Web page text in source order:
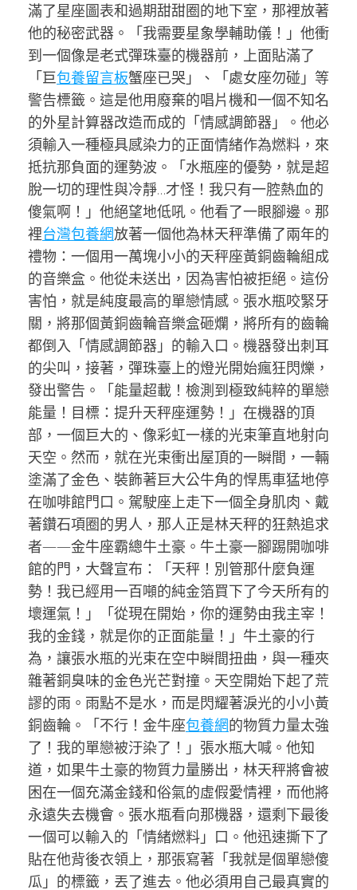
滿了星座圖表和過期甜甜圈的地下室，那裡放著
他的秘密武器。「我需要星象學輔助儀！」他衝
到一個像是老式彈珠臺的機器前，上面貼滿了
「巨包養留言板蟹座已哭」、「處女座勿碰」等
警告標籤。這是他用廢棄的唱片機和一個不知名
的外星計算器改造而成的「情感調節器」。他必
須輸入一種極具感染力的正面情緒作為燃料，來
抵抗那負面的運勢波。「水瓶座的優勢，就是超
脫一切的理性與冷靜…才怪！我只有一腔熱血的
傻氣啊！」他絕望地低吼。他看了一眼腳邊。那
裡台灣包養網放著一個他為林天秤準備了兩年的
禮物：一個用一萬塊小小的天秤座黃銅齒輪組成
的音樂盒。他從未送出，因為害怕被拒絕。這份
害怕，就是純度最高的單戀情感。張水瓶咬緊牙
關，將那個黃銅齒輪音樂盒砸爛，將所有的齒輪
都倒入「情感調節器」的輸入口。機器發出刺耳
的尖叫，接著，彈珠臺上的燈光開始瘋狂閃爍，
發出警告。「能量超載！檢測到極致純粹的單戀
能量！目標：提升天秤座運勢！」在機器的頂
部，一個巨大的、像彩虹一樣的光束筆直地射向
天空。然而，就在光束衝出屋頂的一瞬間，一輛
塗滿了金色、裝飾著巨大公牛角的悍馬車猛地停
在咖啡館門口。駕駛座上走下一個全身肌肉、戴
著鑽石項圈的男人，那人正是林天秤的狂熱追求
者——金牛座霸總牛土豪。牛土豪一腳踢開咖啡
館的門，大聲宣布：「天秤！別管那什麼負運
勢！我已經用一百噸的純金箔買下了今天所有的
壞運氣！」「從現在開始，你的運勢由我主宰！
我的金錢，就是你的正面能量！」牛土豪的行
為，讓張水瓶的光束在空中瞬間扭曲，與一種夾
雜著銅臭味的金色光芒對撞。天空開始下起了荒
謬的雨。雨點不是水，而是閃耀著淚光的小小黃
銅齒輪。「不行！金牛座包養網的物質力量太強
了！我的單戀被汙染了！」張水瓶大喊。他知
道，如果牛土豪的物質力量勝出，林天秤將會被
困在一個充滿金錢和俗氣的虛假愛情裡，而他將
永遠失去機會。張水瓶看向那機器，還剩下最後
一個可以輸入的「情緒燃料」口。他迅速撕下了
貼在他背後衣領上，那張寫著「我就是個單戀傻
瓜」的標籤，丟了進去。他必須用自己最真實的